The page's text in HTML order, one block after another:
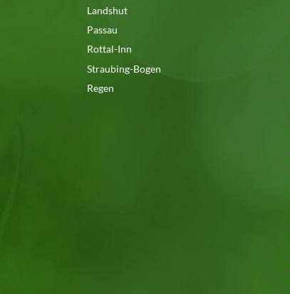
Landshut
Passau
Rottal-Inn
Straubing-Bogen
Regen